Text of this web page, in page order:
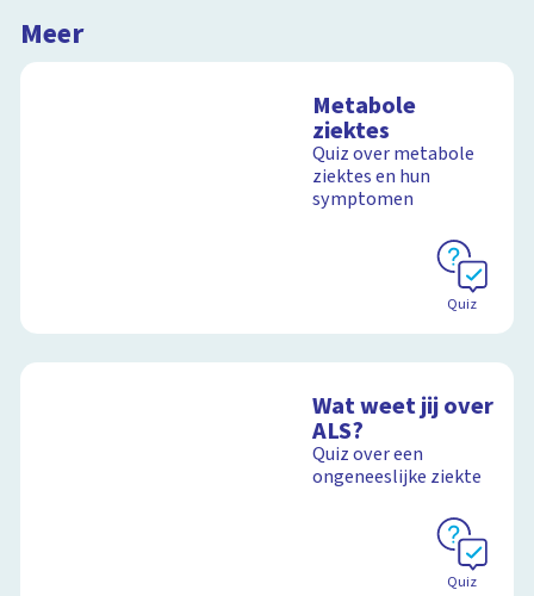
Meer
Metabole
ziektes
Quiz over metabole
ziektes en hun
symptomen
Quiz
Wat weet jij over
ALS?
Quiz over een
ongeneeslijke ziekte
Quiz